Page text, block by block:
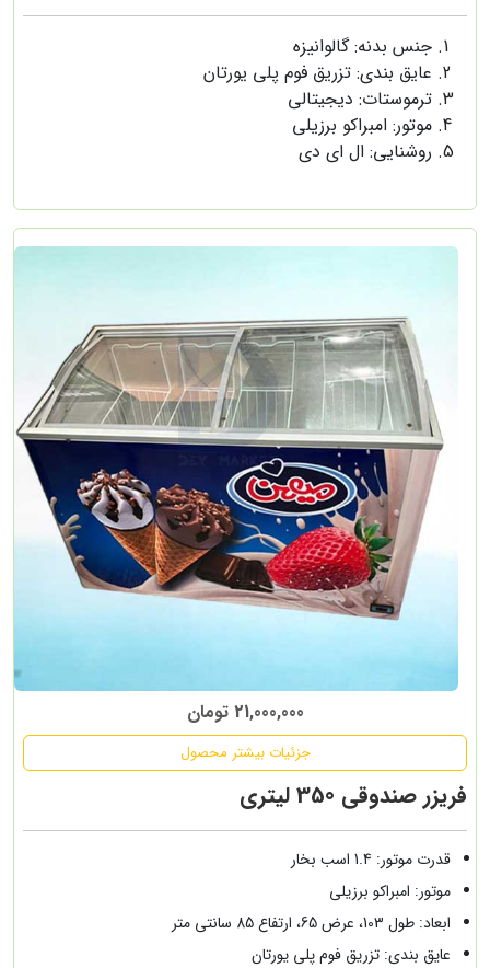
جنس بدنه: گالوانیزه
عایق بندی: تزریق فوم پلی یورتان
ترموستات: دیجیتالی
موتور: امبراکو برزیلی
روشنایی: ال ای دی
21,000,000 تومان
جزئیات بیشتر محصول
فریزر صندوقی 350 لیتری
قدرت موتور: 1.4 اسب بخار
موتور: امبراکو برزیلی
ابعاد: طول 103، عرض 65، ارتفاع 85 سانتی متر
عایق بندی: تزریق فوم پلی یورتان